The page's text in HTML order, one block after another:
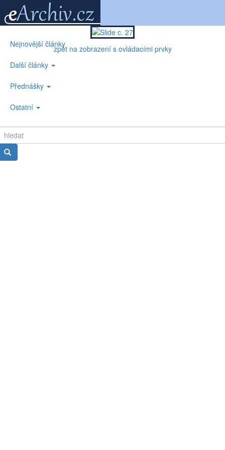
Nejnovější články
Další články
Přednášky
Ostatní
zpět na zobrazení s ovládacími prvky